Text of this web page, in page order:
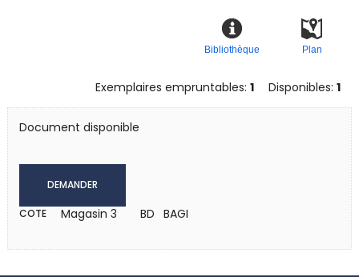
Plan
Bibliothèque
Exemplaires empruntables:1 Disponibles:1
Document disponible
DEMANDER
COTE Magasin 3 BD BAGI